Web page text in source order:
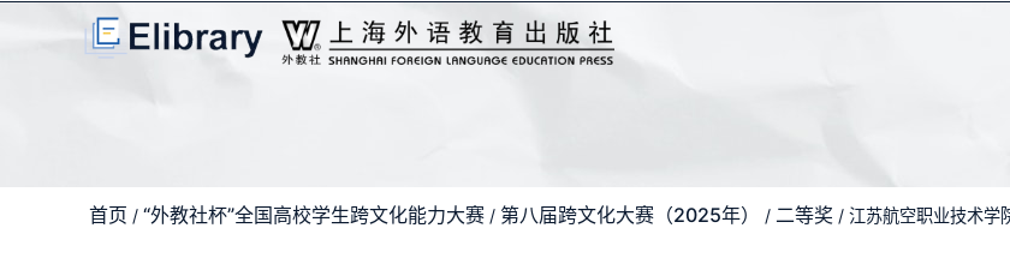
首页 / “外教社杯”全国高校学生跨文化能力大赛 / 第八届跨文化大赛（2025年） / 二等奖 / 江苏航空职业技术学